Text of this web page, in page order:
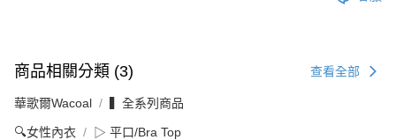
商品相關分類 (3) 查看全部
華歌爾Wacoal ▍全系列商品
🔍女性內衣 ▷ 平口/Bra Top